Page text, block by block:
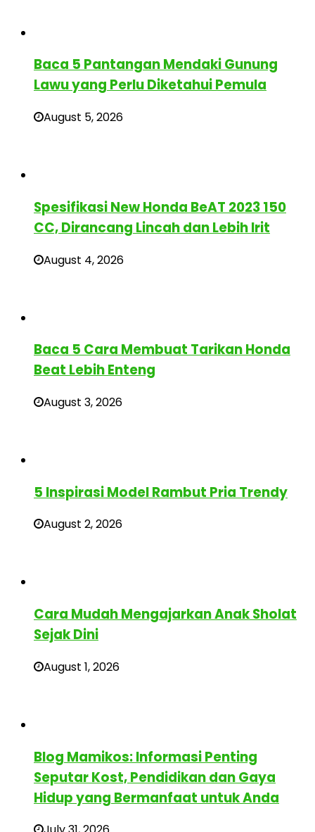
Baca 5 Pantangan Mendaki Gunung
Lawu yang Perlu Diketahui Pemula
August 5, 2026
Spesifikasi New Honda BeAT 2023 150
CC, Dirancang Lincah dan Lebih Irit
August 4, 2026
Baca 5 Cara Membuat Tarikan Honda
Beat Lebih Enteng
August 3, 2026
5 Inspirasi Model Rambut Pria Trendy
August 2, 2026
Cara Mudah Mengajarkan Anak Sholat
Sejak Dini
August 1, 2026
Blog Mamikos: Informasi Penting
Seputar Kost, Pendidikan dan Gaya
Hidup yang Bermanfaat untuk Anda